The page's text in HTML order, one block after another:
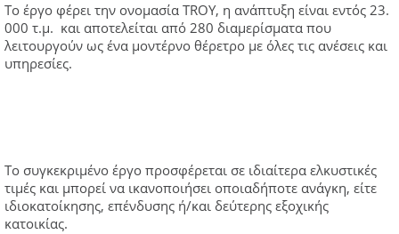
Το έργο φέρει την ονομασία TROY, η ανάπτυξη είναι εντός 23.
000 τ.μ. και αποτελείται από 280 διαμερίσματα που
λειτουργούν ως ένα μοντέρνο θέρετρο με όλες τις ανέσεις και
υπηρεσίες.
Το συγκεκριμένο έργο προσφέρεται σε ιδιαίτερα ελκυστικές
τιμές και μπορεί να ικανοποιήσει οποιαδήποτε ανάγκη, είτε
ιδιοκατοίκησης, επένδυσης ή/και δεύτερης εξοχικής
κατοικίας.